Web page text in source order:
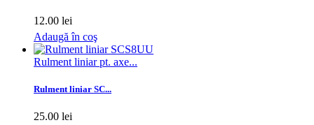
12.00 lei
Adaugă în coş
Rulment liniar pt. axe...
Rulment liniar SC...
25.00 lei